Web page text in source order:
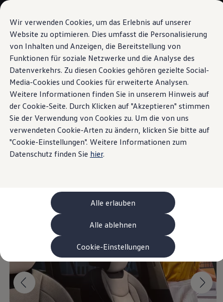
Wir verwenden Cookies, um das Erlebnis auf unserer
Website zu optimieren. Dies umfasst die Personalisierung
von Inhalten und Anzeigen, die Bereitstellung von
Funktionen für soziale Netzwerke und die Analyse des
Datenverkehrs. Zu diesen Cookies gehören gezielte Social-
Media-Cookies und Cookies für erweiterte Analysen.
Weitere Informationen finden Sie in unserem Hinweis auf
der Cookie-Seite. Durch Klicken auf "Akzeptieren" stimmen
Sie der Verwendung von Cookies zu. Um die von uns
verwendeten Cookie-Arten zu ändern, klicken Sie bitte auf
"Cookie-Einstellungen". Weitere Informationen zum
Datenschutz finden Sie hier.
Alle erlauben
Alle ablehnen
Cookie-Einstellungen
Passa al
contenuto
principale
Vai a
piè di
pagina
La sua configurazione
Modelli speciali UNITED
Consulenza e acquisto
Offerte attuali
Clienti aziendali e flotte
Veicoli in pronta consegna
Occasioni
Finanziamento
Calcolatore di leasing
Elettromobilità
Costi e finanziamenti
Ricarica e autonomia
Ricaricare a casa
Ricaricare fuori casa
Ricarica bidirezionale
Soluzione di energia rinnovabile: Helion
ChargeOn
Tecnologia e batteria
Come funziona il sistema di batterie dei
Garanzia & durata
Riciclaggio: recuperare le materie prime
ID. Display head-up
Pompa di calore Volkswagen
Servizi e accessori
Campagne di richiamo
Assistenza e ricambi
Accessori e lifestyle
Garanzia
Interni
Tanta libertà.Tante
possibilità.